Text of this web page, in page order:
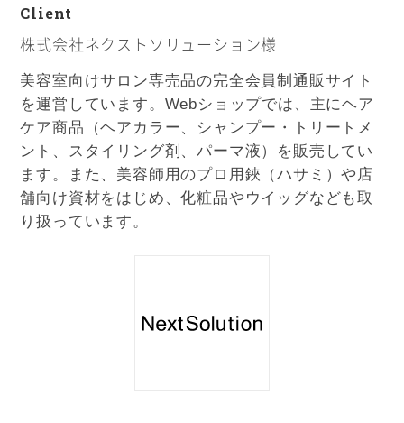
Client
株式会社ネクストソリューション様
美容室向けサロン専売品の完全会員制通販サイト
を運営しています。Webショップでは、主にヘア
ケア商品（ヘアカラー、シャンプー・トリートメ
ント、スタイリング剤、パーマ液）を販売してい
ます。また、美容師用のプロ用鋏（ハサミ）や店
舗向け資材をはじめ、化粧品やウイッグなども取
り扱っています。